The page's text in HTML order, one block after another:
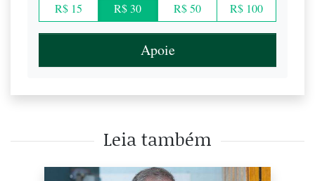
R$ 15 R$ 30 R$ 50 R$ 100
Apoie
Leia também